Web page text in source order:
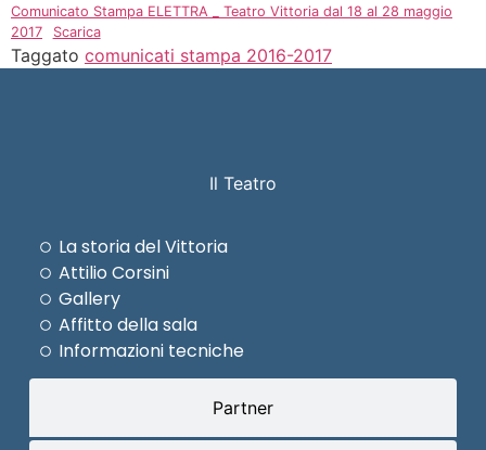
Comunicato Stampa ELETTRA _ Teatro Vittoria dal 18 al 28 maggio
2017
Scarica
Taggato comunicati stampa 2016-2017
Il Teatro
Partner
La storia del Vittoria
Attilio Corsini
Gallery
Affitto della sala
Informazioni tecniche